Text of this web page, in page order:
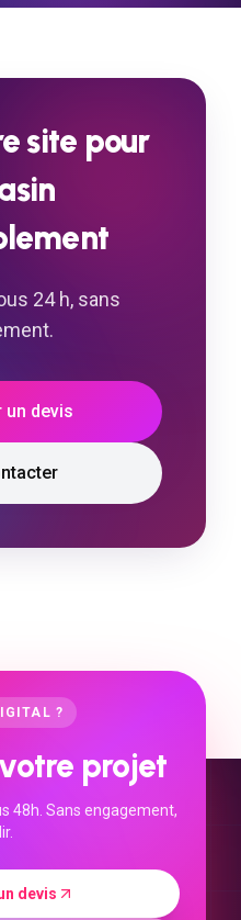
site pour
24 h, sans
un devis
?
projet
48h. Sans engagement,
devis